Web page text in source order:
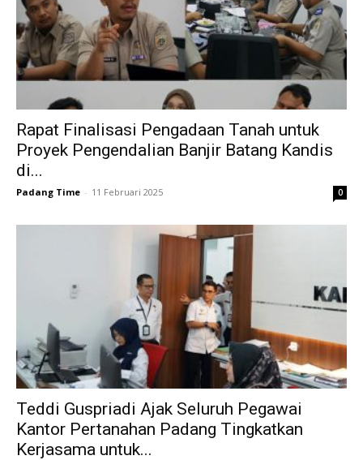
Rapat Finalisasi Pengadaan Tanah untuk
Proyek Pengendalian Banjir Batang Kandis
di...
Padang Time - 11 Februari 2025 0
Teddi Guspriadi Ajak Seluruh Pegawai
Kantor Pertanahan Padang Tingkatkan
Kerjasama untuk...